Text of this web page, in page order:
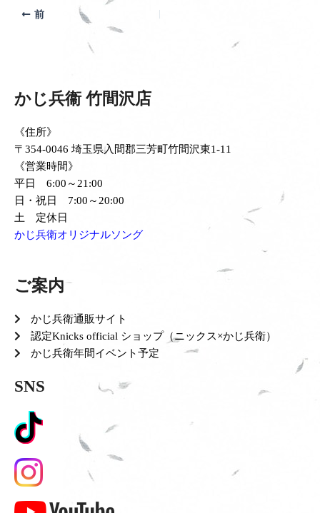
前
かじ兵衞 竹間沢店
《住所》
〒354-0046 埼玉県入間郡三芳町竹間沢東1-11
《営業時間》
平日 6:00～21:00
日・祝日 7:00～20:00
土 定休日
かじ兵衛オリジナルソング
ご案内
かじ兵衛通販サイト
認定Knicks official ショップ（ニックス×かじ兵衛）
かじ兵衛年間イベント予定
SNS